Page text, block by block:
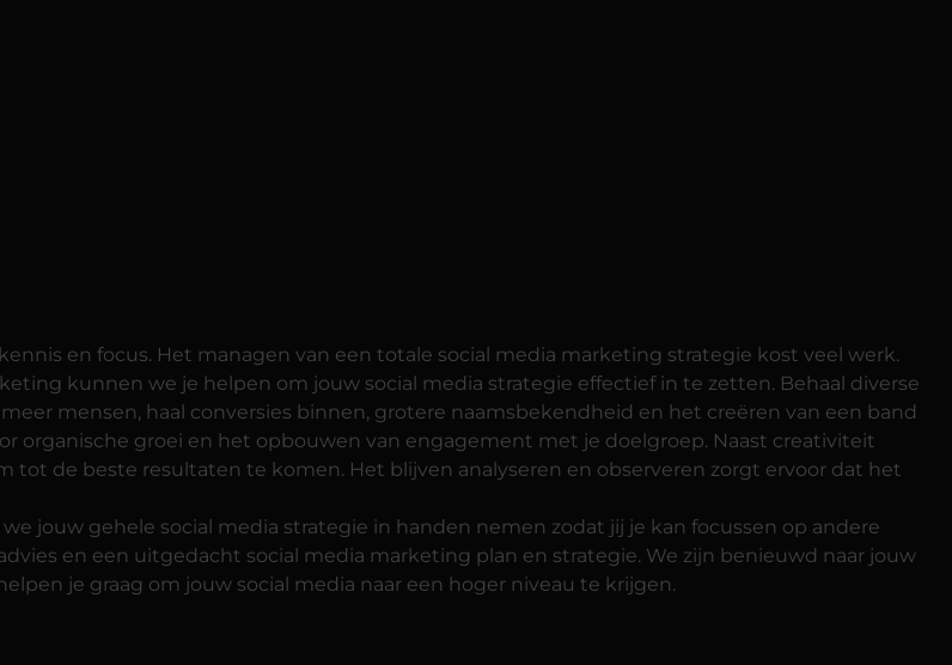
en focus. Het managen van een totale social media marketing strategie kost veel werk.
kunnen we je helpen om jouw social media strategie effectief in te zetten. Behaal diverse
mensen, haal conversies binnen, grotere naamsbekendheid en het creëren van een band
organische groei en het opbouwen van engagement met je doelgroep. Naast creativiteit
tot de beste resultaten te komen. Het blijven analyseren en observeren zorgt ervoor dat het
jouw gehele social media strategie in handen nemen zodat jij je kan focussen op andere
en een uitgedacht social media marketing plan en strategie. We zijn benieuwd naar jouw
je graag om jouw social media naar een hoger niveau te krijgen.